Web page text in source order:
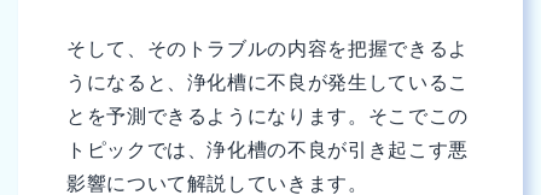
そして、そのトラブルの内容を把握できるよ
うになると、浄化槽に不良が発生しているこ
とを予測できるようになります。そこでこの
トピックでは、浄化槽の不良が引き起こす悪
影響について解説していきます。